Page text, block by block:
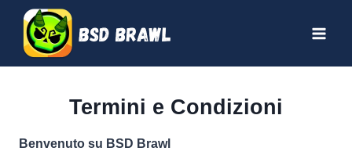
Salta
contenuto
Termini e Condizioni
Benvenuto su BSD Brawl